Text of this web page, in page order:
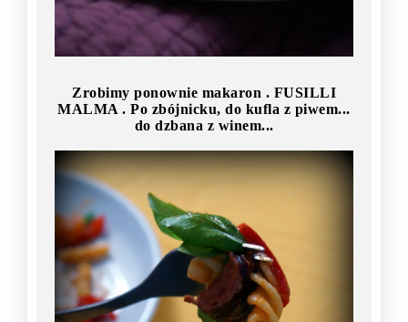
Zrobimy ponownie makaron . FUSILLI
MALMA . Po zbójnicku, do kufla z piwem...
do dzbana z winem...